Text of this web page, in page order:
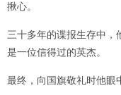
揪心。
三十多年的谍报生存中，
是一位信得过的英杰。
最终，向国旗敬礼时他眼